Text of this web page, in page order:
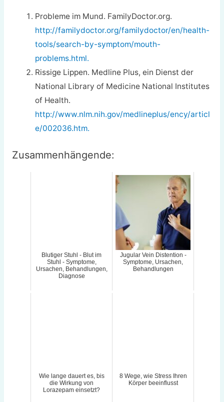
Probleme im Mund. FamilyDoctor.org.
http://familydoctor.org/familydoctor/en/health-
tools/search-by-symptom/mouth-
problems.html.
Rissige Lippen. Medline Plus, ein Dienst der
National Library of Medicine National Institutes
of Health.
http://www.nlm.nih.gov/medlineplus/ency/articl
e/002036.htm.
Zusammenhängende:
Blutiger Stuhl - Blut im
Stuhl - Symptome,
Ursachen, Behandlungen,
Diagnose
Jugular Vein Distention -
Symptome, Ursachen,
Behandlungen
Wie lange dauert es, bis
die Wirkung von
Lorazepam einsetzt?
8 Wege, wie Stress Ihren
Körper beeinflusst